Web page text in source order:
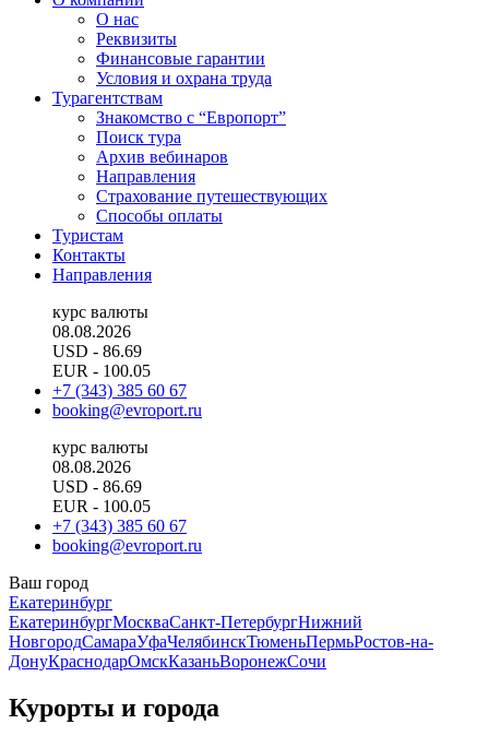
О нас
Реквизиты
Финансовые гарантии
Условия и охрана труда
Турагентствам
Знакомство с “Европорт”
Поиск тура
Архив вебинаров
Направления
Страхование путешествующих
Способы оплаты
Туристам
Контакты
Направления
курс валюты
08.08.2026
USD - 86.69
EUR - 100.05
+7 (343) 385 60 67
booking@evroport.ru
курс валюты
08.08.2026
USD - 86.69
EUR - 100.05
+7 (343) 385 60 67
booking@evroport.ru
Ваш город
Екатеринбург
ЕкатеринбургМоскваСанкт-ПетербургНижний
НовгородСамараУфаЧелябинскТюменьПермьРостов-на-
ДонуКраснодарОмскКазаньВоронежСочи
Курорты и города